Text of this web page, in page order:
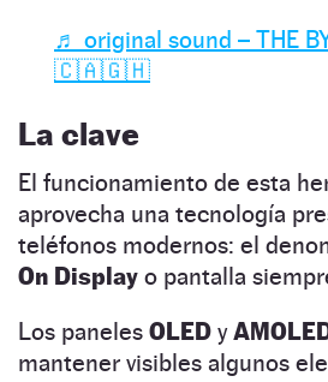
♬ original sound – THE
🇨🇦🇬🇭
La clave
El funcionamiento de esta
aprovecha una tecnología
teléfonos modernos: el
On Display o pantalla
Los paneles OLED y
mantener visibles algunos